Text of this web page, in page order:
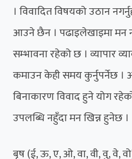
। विवादित विषयको उठान
आउने छैन । पढाइलेखाइमा मन
सम्भावना रहेको छ । व्यापार
कमाउन केही समय कुर्नुपर्नेछ ।
बिनाकारण विवाद हुने योग
उपलब्धि नहुँदा मन खिन्न हुनेछ ।
बृष (ई, ऊ, ए, ओ, वा, वी, वु, वे,